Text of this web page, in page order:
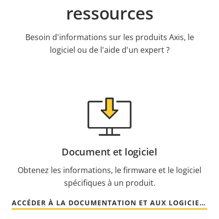
ressources
Besoin d'informations sur les produits Axis, le
logiciel ou de l'aide d'un expert ?
Document et logiciel
Obtenez les informations, le firmware et le logiciel
spécifiques à un produit.
ACCÉDER À LA DOCUMENTATION ET AUX LOGICIELS